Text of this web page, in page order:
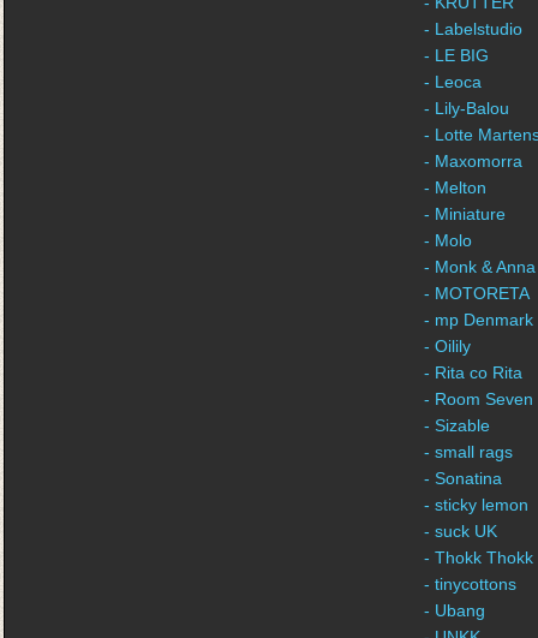
- Labelstudio
- LE BIG
- Leoca
- Lily-Balou
- Lotte
- Maxomorra
- Melton
- Miniature
- Molo
- Monk & Anna
- MOTORETA
- mp Denmark
- Oilily
- Rita co Rita
- Room Seven
- Sizable
- small rags
- Sonatina
- sticky lemon
- suck UK
- Thokk Thokk
- tinycottons
- Ubang